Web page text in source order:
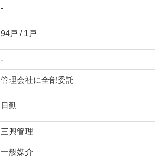
-
94戸 / 1戸
-
管理会社に全部委託
日勤
三興管理
一般媒介